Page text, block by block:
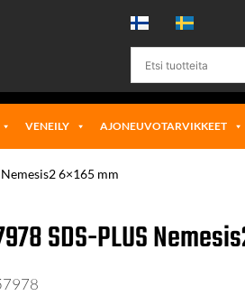
VENEILY AJONEUVOTARVIKKEET
6×165 mm
SDS-PLUS